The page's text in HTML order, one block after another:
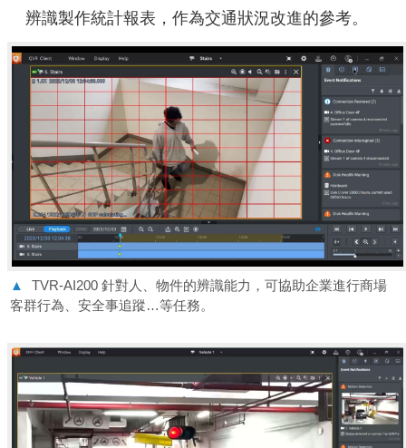
辨識製作統計報表，作為交通狀況改進的參考。
▲
TVR-AI200 針對人、物件的辨識能力，可協助企業進行商場
客群行為、安全事追蹤…等任務。